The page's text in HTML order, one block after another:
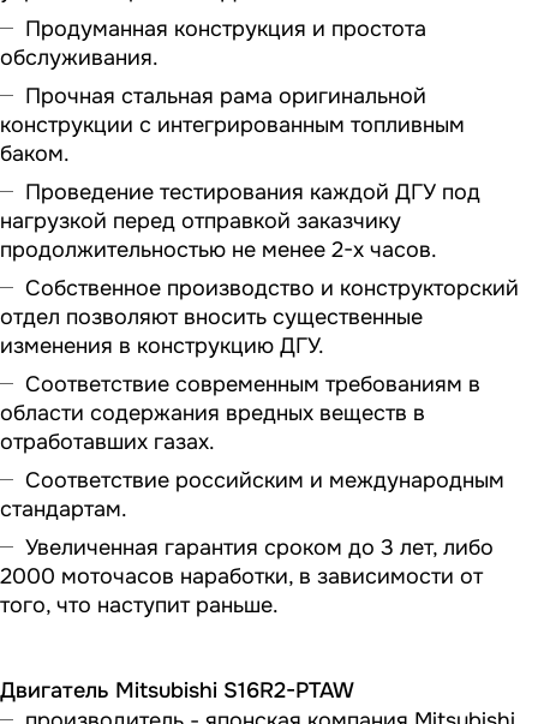
Продуманная конструкция и простота
обслуживания.
Прочная стальная рама оригинальной
конструкции с интегрированным топливным
баком.
Проведение тестирования каждой ДГУ под
нагрузкой перед отправкой заказчику
продолжительностью не менее 2-х часов.
Собственное производство и конструкторский
отдел позволяют вносить существенные
изменения в конструкцию ДГУ.
Соответствие современным требованиям в
области содержания вредных веществ в
отработавших газах.
Соответствие российским и международным
стандартам.
Увеличенная гарантия сроком до 3 лет, либо
2000 моточасов наработки, в зависимости от
того, что наступит раньше.
Двигатель Mitsubishi S16R2-PTAW